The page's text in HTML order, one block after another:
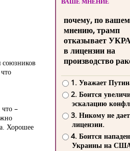
союзников
–
Хорошее
почему, по
мнению, трамп
отказывает
в лицензии на
производство
1. Уважает
2. Боится
эскалацию
3. Никому не
лицензии.
4. Боится
Украины на